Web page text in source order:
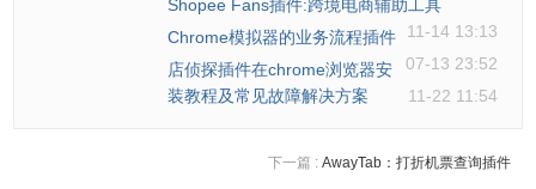
Shopee Fans插件:跨境电商辅助工具
11-14 13:13
Chrome模拟器的业务流程插件
07-13 23:52
店侦探插件在chrome浏览器安
装教程及常见故障解决方案
11-22 11:54
下一篇 : AwayTab：打折机票查询插件